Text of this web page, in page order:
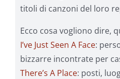
titoli di canzoni del loro
Ecco cosa vogliono dire,
I’ve Just Seen A Face:
bizzarre incontrate per
There’s A Place: posti,